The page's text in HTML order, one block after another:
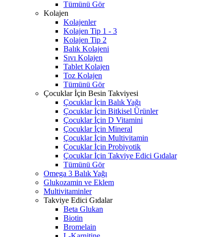
Tümünü Gör
Kolajen
Kolajenler
Kolajen Tip 1 - 3
Kolajen Tip 2
Balık Kolajeni
Sıvı Kolajen
Tablet Kolajen
Toz Kolajen
Tümünü Gör
Çocuklar İçin Besin Takviyesi
Çocuklar İçin Balık Yağı
Çocuklar İçin Bitkisel Ürünler
Çocuklar İçin D Vitamini
Çocuklar İçin Mineral
Çocuklar İçin Multivitamin
Çocuklar İçin Probiyotik
Çocuklar İçin Takviye Edici Gıdalar
Tümünü Gör
Omega 3 Balık Yağı
Glukozamin ve Eklem
Multivitaminler
Takviye Edici Gıdalar
Beta Glukan
Biotin
Bromelain